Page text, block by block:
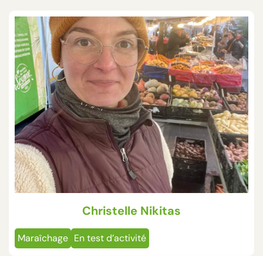
Christelle Nikitas
Maraîchage En test d’activité